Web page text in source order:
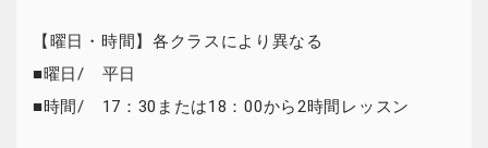
【曜日・時間】各クラスにより異なる
■曜日/ 平日
■時間/ 17：30または18：00から2時間レッスン